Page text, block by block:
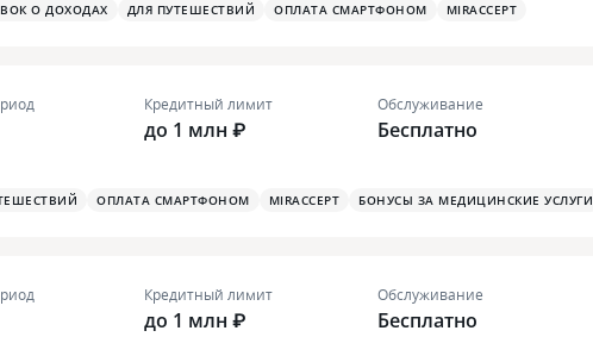
О ДОХОДАХ ДЛЯ ПУТЕШЕСТВИЙ ОПЛАТА СМАРТФОНОМ MIRACCEPT
Кредитный лимит
до 1 млн ₽
Обслуживание
Бесплатно
ОПЛАТА СМАРТФОНОМ MIRACCEPT БОНУСЫ ЗА МЕДИЦИНСКИЕ УСЛУГИ
Кредитный лимит
до 1 млн ₽
Обслуживание
Бесплатно